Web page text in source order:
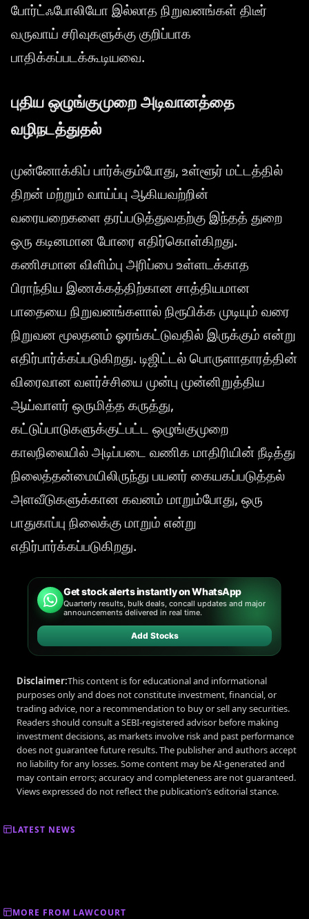
போர்ட்ஃபோலியோ இல்லாத நிறுவனங்கள் திடீர்
வருவாய் சரிவுகளுக்கு குறிப்பாக
பாதிக்கப்படக்கூடியவை.
புதிய ஒழுங்குமுறை அடிவானத்தை
வழிநடத்துதல்
முன்னோக்கிப் பார்க்கும்போது, உள்ளூர் மட்டத்தில்
திறன் மற்றும் வாய்ப்பு ஆகியவற்றின்
வரையறைகளை தரப்படுத்துவதற்கு இந்தத் துறை
ஒரு கடினமான போரை எதிர்கொள்கிறது.
கணிசமான விளிம்பு அரிப்பை உள்ளடக்காத
பிராந்திய இணக்கத்திற்கான சாத்தியமான
பாதையை நிறுவனங்களால் நிரூபிக்க முடியும் வரை
நிறுவன மூலதனம் ஓரங்கட்டுவதில் இருக்கும் என்று
எதிர்பார்க்கப்படுகிறது. டிஜிட்டல் பொருளாதாரத்தின்
விரைவான வளர்ச்சியை முன்பு முன்னிறுத்திய
ஆய்வாளர் ஒருமித்த கருத்து,
கட்டுப்பாடுகளுக்குட்பட்ட ஒழுங்குமுறை
காலநிலையில் அடிப்படை வணிக மாதிரியின் நீடித்து
நிலைத்தன்மையிலிருந்து பயனர் கையகப்படுத்தல்
அளவீடுகளுக்கான கவனம் மாறும்போது, ஒரு
பாதுகாப்பு நிலைக்கு மாறும் என்று
எதிர்பார்க்கப்படுகிறது.
Get stock alerts instantly on WhatsApp
Quarterly results, bulk deals, concall updates and major
announcements delivered in real time.
Add Stocks
Disclaimer:This content is for educational and informational
purposes only and does not constitute investment, financial, or
trading advice, nor a recommendation to buy or sell any securities.
Readers should consult a SEBI-registered advisor before making
investment decisions, as markets involve risk and past performance
does not guarantee future results. The publisher and authors accept
no liability for any losses. Some content may be AI-generated and
may contain errors; accuracy and completeness are not guaranteed.
Views expressed do not reflect the publication’s editorial stance.
LATEST NEWS
MORE FROM LAWCOURT